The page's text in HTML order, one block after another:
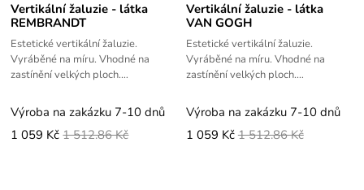
Vertikální žaluzie - látka
REMBRANDT
Estetické vertikální žaluzie.
Vyráběné na míru. Vhodné na
zastínění velkých ploch.
videonávody.
Výroba na zakázku 7-10 dnů
1 059 Kč 1 512.86 Kč
Vertikální žaluzie - látka
VAN GOGH
Estetické vertikální žaluzie.
Vyráběné na míru. Vhodné na
zastínění velkých ploch.
videonávody.
Výroba na zakázku 7-10 dnů
1 059 Kč 1 512.86 Kč